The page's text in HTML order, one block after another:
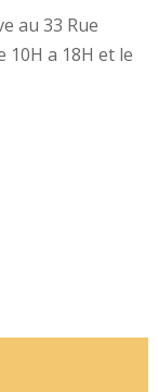
au 33 Rue
a 18H et le